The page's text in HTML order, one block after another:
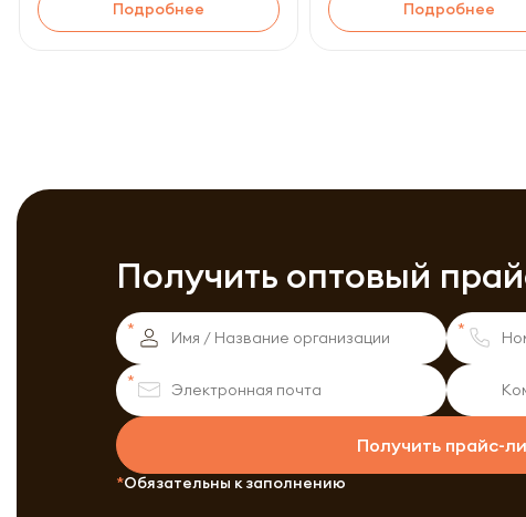
Подробнее Подробнее
Получить оптовый
Получить прайс-
Обязательны к заполнению